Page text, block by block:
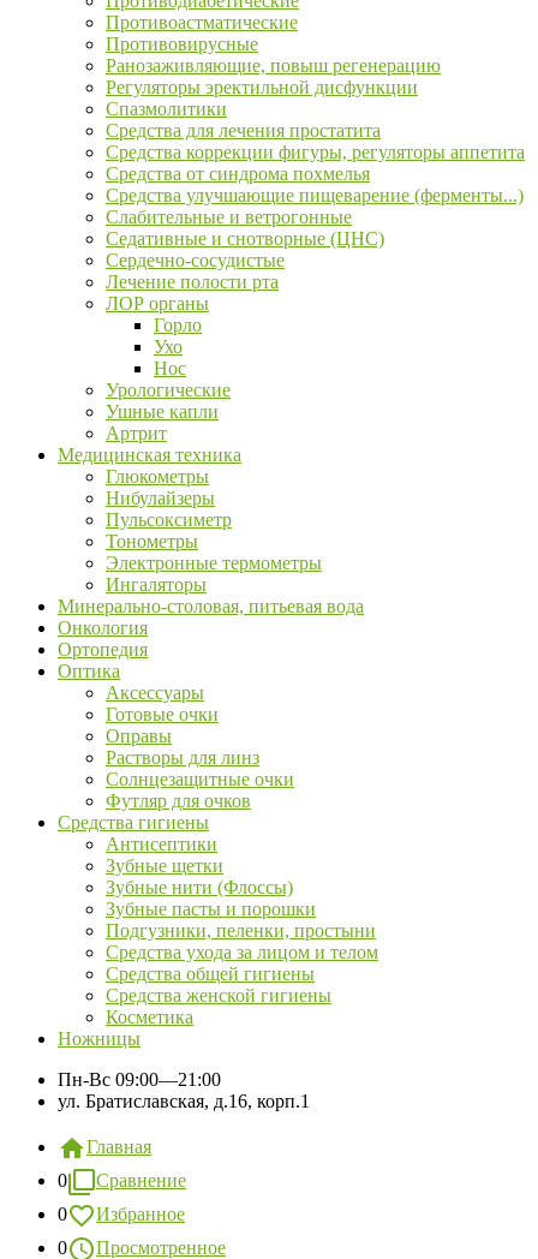
Противоастматические
Противовирусные
Ранозаживляющие, повыш регенерацию
Регуляторы эректильной дисфункции
Спазмолитики
Средства для лечения простатита
Средства коррекции фигуры, регуляторы аппетита
Средства от синдрома похмелья
Средства улучшающие пищеварение (ферменты...)
Слабительные и ветрогонные
Седативные и снотворные (ЦНС)
Сердечно-сосудистые
Лечение полости рта
ЛОР органы
Горло
Ухо
Нос
Урологические
Ушные капли
Артрит
Медицинская техника
Глюкометры
Нибулайзеры
Пульсоксиметр
Тонометры
Электронные термометры
Ингаляторы
Минерально-столовая, питьевая вода
Онкология
Ортопедия
Оптика
Аксессуары
Готовые очки
Оправы
Растворы для линз
Солнцезащитные очки
Футляр для очков
Средства гигиены
Антисептики
Зубные щетки
Зубные нити (Флоссы)
Зубные пасты и порошки
Подгузники, пеленки, простыни
Средства ухода за лицом и телом
Средства общей гигиены
Средства женской гигиены
Косметика
Ножницы
Пн-Вс 09:00—21:00
ул. Братиславская, д.16, корп.1
Главная
0
Сравнение
0
Избранное
0
Просмотренное